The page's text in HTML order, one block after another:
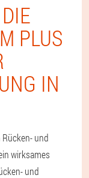
PLUS
IN
und
wirksames
und